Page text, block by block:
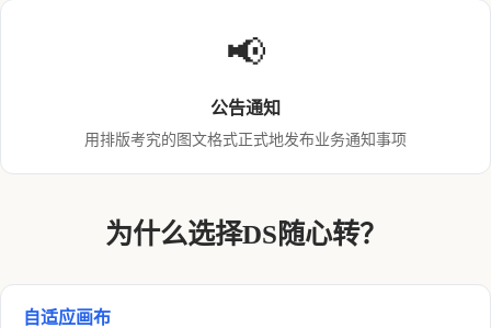
📢
公告通知
用排版考究的图文格式正式地发布业务通知事项
为什么选择DS随心转？
自适应画布